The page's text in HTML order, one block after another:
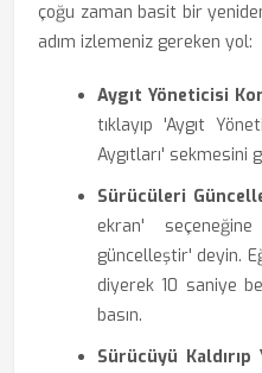
çoğu zaman basit bir
adım izlemeniz gereken yol:
Aygıt Yöneticisi
tıklayıp 'Aygıt
Aygıtları' sekmesini
Sürücüleri
ekran'
güncelleştir' deyin.
diyerek 10 saniye
basın.
Sürücüyü Kaldırıp